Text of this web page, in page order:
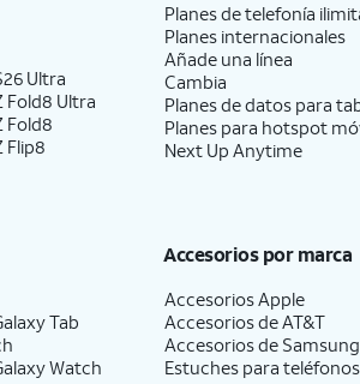
Ultra
Fold8 Ultra
Fold8
Flip8
Planes de telefonía
Planes internacionales
Añade una línea
Cambia
Planes de datos para
Planes para hotspot
Next Up Anytime
Tab
Watch
Accesorios por marca
Accesorios Apple
Accesorios deAT&T
Accesorios de Samsung
Estuches para teléfonos